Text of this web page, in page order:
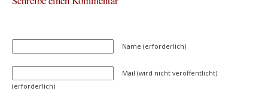
Name (erforderlich)
Mail (wird nicht veröffentlicht)
(erforderlich)